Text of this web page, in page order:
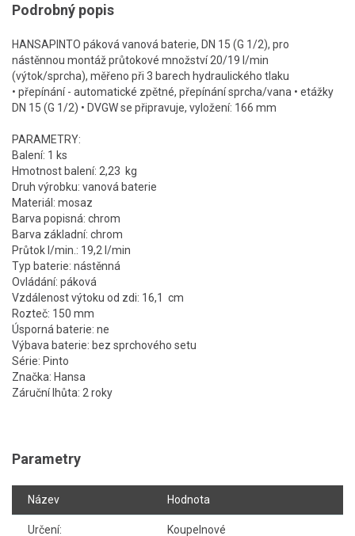
Podrobný popis
HANSAPINTO páková vanová baterie, DN 15 (G 1/2), pro
nástěnnou montáž průtokové množství 20/19 l/min
(výtok/sprcha), měřeno při 3 barech hydraulického tlaku
• přepínání - automatické zpětné, přepínání sprcha/vana • etážky
DN 15 (G 1/2) • DVGW se připravuje, vyložení: 166 mm
PARAMETRY:
Balení: 1 ks
Hmotnost balení: 2,23 kg
Druh výrobku: vanová baterie
Materiál: mosaz
Barva popisná: chrom
Barva základní: chrom
Průtok l/min.: 19,2 l/min
Typ baterie: nástěnná
Ovládání: páková
Vzdálenost výtoku od zdi: 16,1 cm
Rozteč: 150 mm
Úsporná baterie: ne
Výbava baterie: bez sprchového setu
Série: Pinto
Značka: Hansa
Záruční lhůta: 2 roky
Parametry
Název Hodnota
Určení: Koupelnové